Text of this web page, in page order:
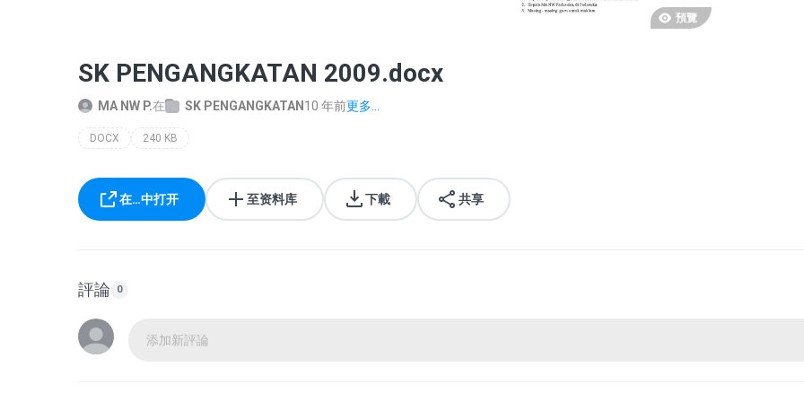
預覽
SK PENGANGKATAN 2009.docx
MA NW P.在 SK PENGANGKATAN 10 年前更多...
DOCX 240 KB
在…中打开 至资料库 下載 共享
評論 0
添加新評論